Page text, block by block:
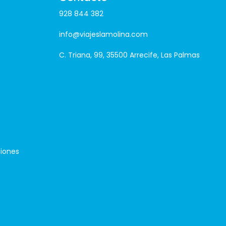
928 844 382
info@viajeslamolina.com
C. Triana, 99, 35500 Arrecife, Las Palmas